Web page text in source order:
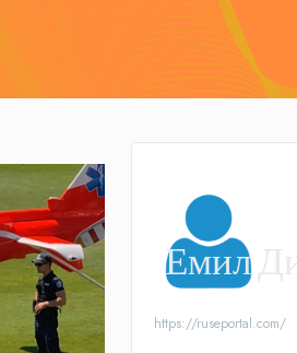
Емил
https://ruseportal.com/